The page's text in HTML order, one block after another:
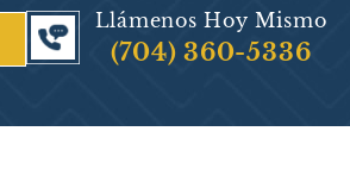
Llámenos Hoy Mismo
(704) 360-5336